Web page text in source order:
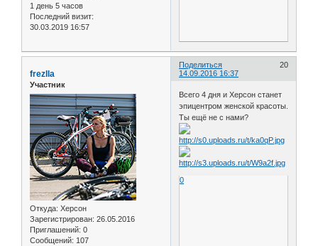
1 день 5 часов
Последний визит:
30.03.2019 16:57
Поделиться
20
14.09.2016 16:37
frezlla
Участник
Откуда: Херсон
Зарегистрирован: 26.05.2016
Приглашений: 0
Сообщений: 107
Всего 4 дня и Херсон станет
эпицентром женской красоты.
Ты ещё не с нами?
0